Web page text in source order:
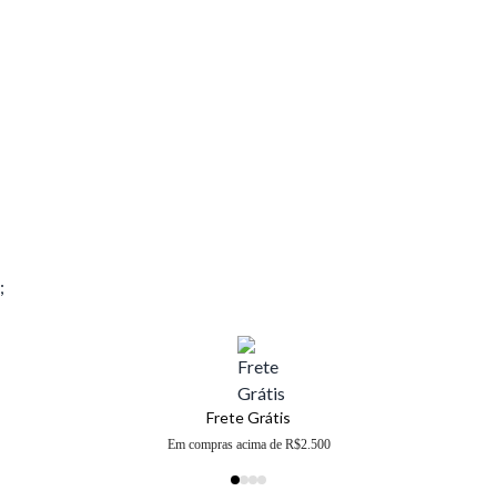
;
Frete Grátis
Em compras acima de R$2.500